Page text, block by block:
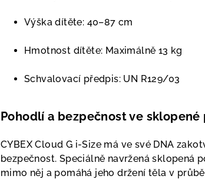
Výška dítěte: 40–87 cm
Hmotnost dítěte: Maximálně 13 kg
Schvalovací předpis: UN R129/03
Pohodlí a bezpečnost ve sklopené
CYBEX Cloud G i-Size má ve své DNA
bezpečnost. Speciálně navržená sklopená
mimo něj a pomáhá jeho držení těla v